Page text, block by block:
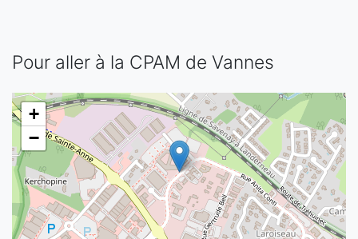
Pour aller à la CPAM de Vannes
+
−